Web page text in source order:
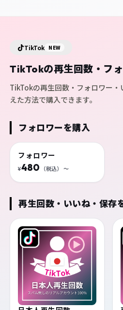
TikTok NEW
TikTokの再生回数・フ
TikTokの再生回数・フォロワー
えた方法で購入できます。
フォロワーを購入
フォロワー
¥480 （税込）〜
再生回数・いいね・保存